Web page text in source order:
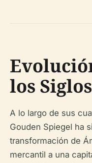
los Siglos
A lo largo de sus
Gouden Spiegel ha
transformación de
mercantil a una